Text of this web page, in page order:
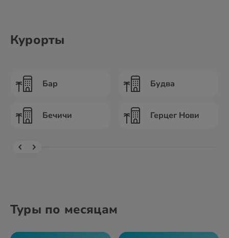
Курорты
Бар
Бечичи
Будва
Герцег Нови
Туры по месяцам